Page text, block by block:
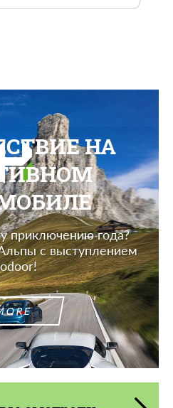
НА
приключению года?
с выступлением